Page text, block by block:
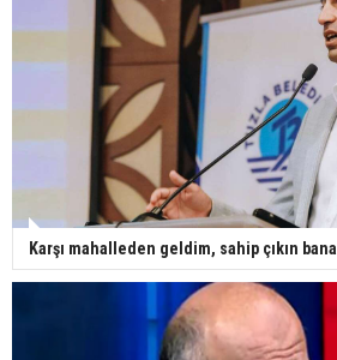
Karşı mahalleden geldim, sahip çıkın bana